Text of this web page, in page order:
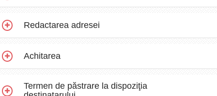
Redactarea adresei
Achitarea
Termen de păstrare la dispoziţia